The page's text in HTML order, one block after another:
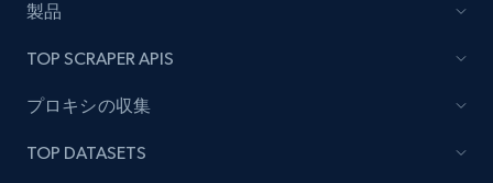
price, Currency, Stock, and more.
991+
製品
TOP SCRAPER APIS
プロキシの収集
TOP DATASETS